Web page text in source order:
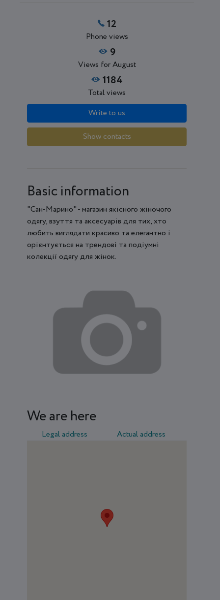
12
Phone views
9
Views for August
1184
Total views
Write to us
Show contacts
Basic information
"Сан-Марино" - магазин якісного жіночого
одягу, взуття та аксесуарів для тих, хто
любить виглядати красиво та елегантно і
орієнтується на трендові та подіумні
колекції одягу для жінок.
We are here
Legal address Actual address